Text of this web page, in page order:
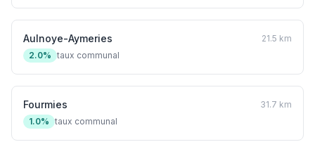
Aulnoye-Aymeries
21.5 km
2.0% taux communal
Fourmies
31.7 km
1.0% taux communal